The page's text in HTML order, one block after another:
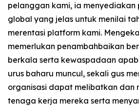
pelanggan kami, ia menyediakan
global yang jelas untuk menilai
merentasi platform kami.
memerlukan penambahbaikan
berkala serta kewaspadaan
urus baharu muncul, sekali gus
organisasi dapat melibatkan dan
tenaga kerja mereka serta